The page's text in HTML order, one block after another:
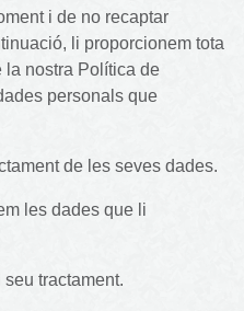
i de no recaptar
li proporcionem tota
la nostra Política de
personals que
de les seves dades.
les dades que li
tractament.